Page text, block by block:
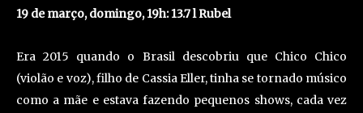
19 de março, domingo, 19h: 13.7 l Rubel
Era 2015 quando o Brasil descobriu que Chico Chico
(violão e voz), filho de Cassia Eller, tinha se tornado músico
como a mãe e estava fazendo pequenos shows, cada vez